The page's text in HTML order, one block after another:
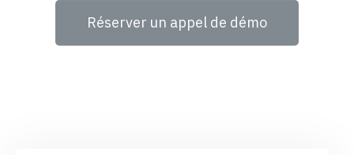
Réserver un appel de démo